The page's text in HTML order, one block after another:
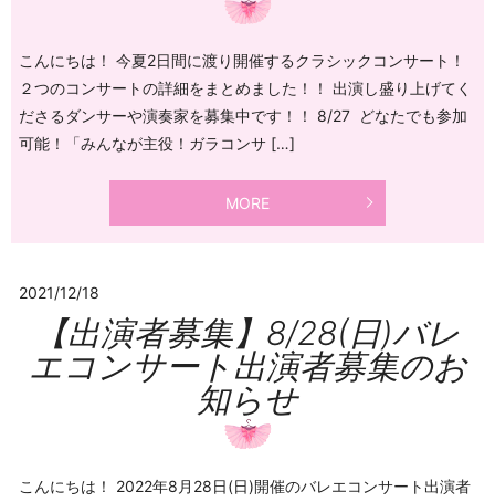
こんにちは！ 今夏2日間に渡り開催するクラシックコンサート！
２つのコンサートの詳細をまとめました！！ 出演し盛り上げてく
ださるダンサーや演奏家を募集中です！！ 8/27 どなたでも参加
可能！「みんなが主役！ガラコンサ […]
MORE
2021/12/18
【出演者募集】8/28(日)バレ
エコンサート出演者募集のお
知らせ
こんにちは！ 2022年8月28日(日)開催のバレエコンサート出演者